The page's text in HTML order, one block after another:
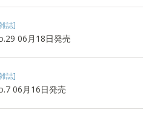
誌]
06月18日発売
誌]
06月16日発売